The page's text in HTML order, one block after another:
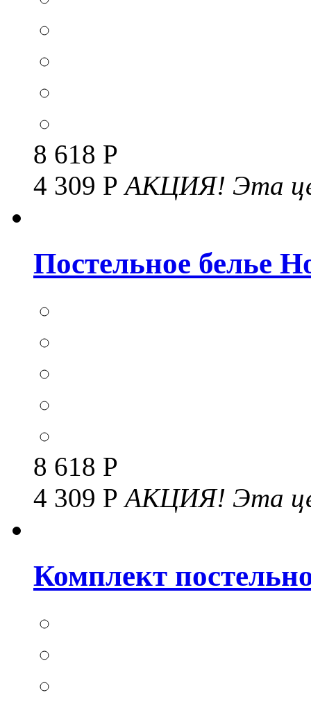
8 618 Р
4 309 РАКЦИЯ! Эта
Постельное белье
8 618 Р
4 309 РАКЦИЯ! Эта
Комплект